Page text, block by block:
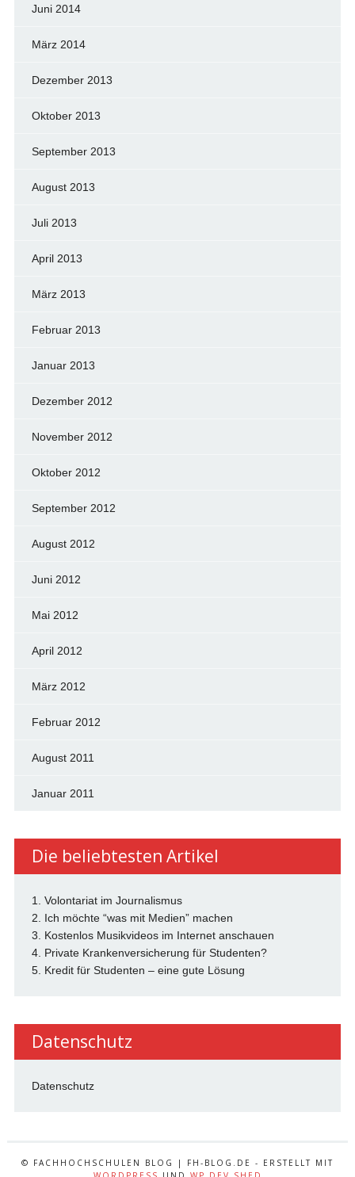
Juni 2014
März 2014
Dezember 2013
Oktober 2013
September 2013
August 2013
Juli 2013
April 2013
März 2013
Februar 2013
Januar 2013
Dezember 2012
November 2012
Oktober 2012
September 2012
August 2012
Juni 2012
Mai 2012
April 2012
März 2012
Februar 2012
August 2011
Januar 2011
Die beliebtesten Artikel
1. Volontariat im Journalismus
2. Ich möchte “was mit Medien” machen
3. Kostenlos Musikvideos im Internet anschauen
4. Private Krankenversicherung für Studenten?
5. Kredit für Studenten – eine gute Lösung
Datenschutz
Datenschutz
© FACHHOCHSCHULEN BLOG | FH-BLOG.DE - ERSTELLT MIT